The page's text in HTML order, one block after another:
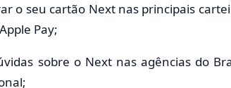
o seu cartão Next nas principais
Pay;
sobre o Next nas agências do